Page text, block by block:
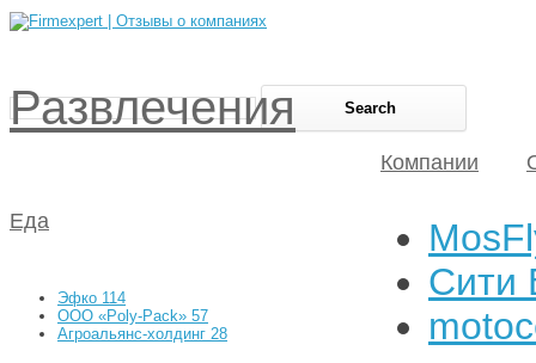
Компании
Еда
Эфко 114
ООО «Poly-Pack» 57
Агроальянс-холдинг 28
Развлечения
Сити